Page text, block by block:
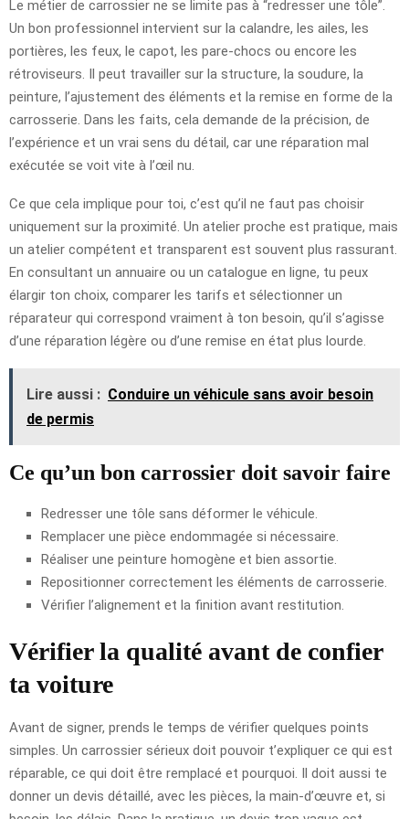
Le métier de carrossier ne se limite pas à “redresser une tôle”.
Un bon professionnel intervient sur la calandre, les ailes, les
portières, les feux, le capot, les pare-chocs ou encore les
rétroviseurs. Il peut travailler sur la structure, la soudure, la
peinture, l’ajustement des éléments et la remise en forme de la
carrosserie. Dans les faits, cela demande de la précision, de
l’expérience et un vrai sens du détail, car une réparation mal
exécutée se voit vite à l’œil nu.
Ce que cela implique pour toi, c’est qu’il ne faut pas choisir
uniquement sur la proximité. Un atelier proche est pratique, mais
un atelier compétent et transparent est souvent plus rassurant.
En consultant un annuaire ou un catalogue en ligne, tu peux
élargir ton choix, comparer les tarifs et sélectionner un
réparateur qui correspond vraiment à ton besoin, qu’il s’agisse
d’une réparation légère ou d’une remise en état plus lourde.
Lire aussi : Conduire un véhicule sans avoir besoin
de permis
Ce qu’un bon carrossier doit savoir faire
Redresser une tôle sans déformer le véhicule.
Remplacer une pièce endommagée si nécessaire.
Réaliser une peinture homogène et bien assortie.
Repositionner correctement les éléments de carrosserie.
Vérifier l’alignement et la finition avant restitution.
Vérifier la qualité avant de confier
ta voiture
Avant de signer, prends le temps de vérifier quelques points
simples. Un carrossier sérieux doit pouvoir t’expliquer ce qui est
réparable, ce qui doit être remplacé et pourquoi. Il doit aussi te
donner un devis détaillé, avec les pièces, la main-d’œuvre et, si